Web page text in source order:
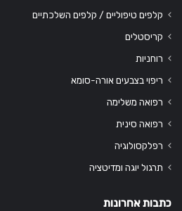
קלפים טיפוליים / קלפים השלכתיים
קריסטלים
רוחניות
ריפוי בצבעים אורה-סומא
רפואה משלימה
רפואה סינית
רפלקסולוגיה
תרגול יוגה ומדיטציה
כתבות אחרונות